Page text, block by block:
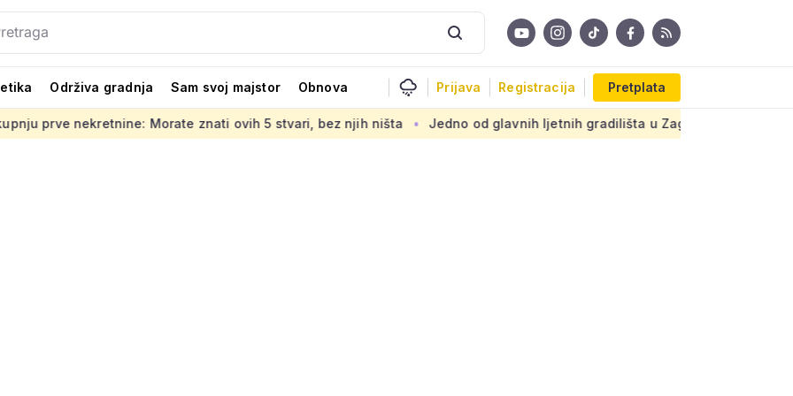
Održiva gradnja Sam svoj majstor Obnova Prijava Registracija Pretplata
Morate znati ovih 5 stvari, bez njih ništa Jedno od glavnih ljetnih gradilišta u Zagrebu: Novi armirani beton na